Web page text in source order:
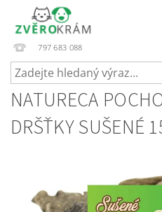
797 683 088
NATURECA
DRŠŤKY SUŠENÉ